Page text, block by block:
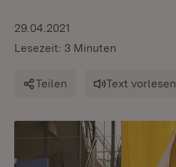
29.04.2021
Lesezeit: 3 Minuten
Teilen Text vorlesen